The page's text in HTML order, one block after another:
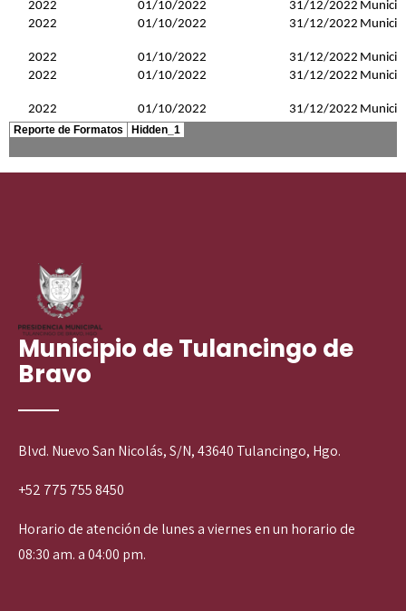
Municipio de Tulancingo de
Bravo
Blvd. Nuevo San Nicolás, S/N, 43640 Tulancingo, Hgo.
+52 775 755 8450
Horario de atención de lunes a viernes en un horario de
08:30 am. a 04:00 pm.